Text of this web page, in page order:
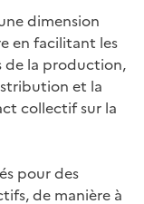
dimension
en facilitant les
de la production,
et la
collectif sur la
pour des
de manière à